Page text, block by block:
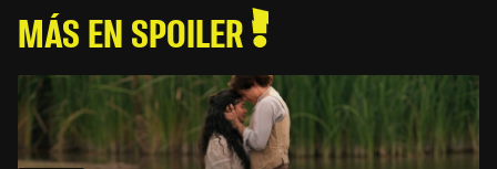
MÁS EN SPOILER